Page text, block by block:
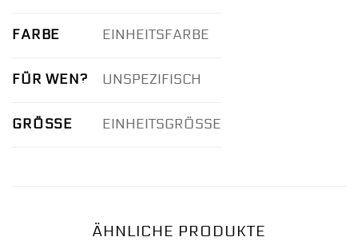
FARBE EINHEITSFARBE
FÜR WEN? UNSPEZIFISCH
GRÖSSE EINHEITSGRÖSSE
ÄHNLICHE PRODUKTE